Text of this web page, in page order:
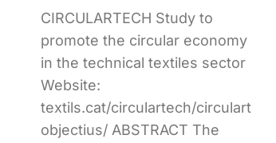
CIRCULARTECH Study to
promote the circular economy
in the technical textiles sector
Website:
textils.cat/circulartech/circulartech-
objectius/ ABSTRACT The